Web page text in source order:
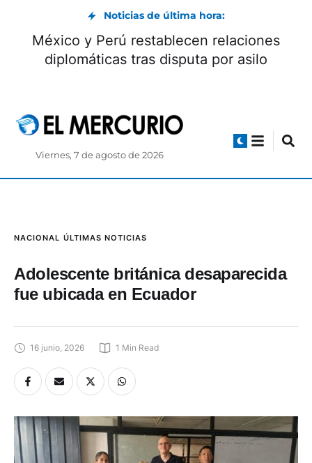
Noticias de última hora:
México y Perú restablecen relaciones
diplomáticas tras disputa por asilo
Viernes, 7 de agosto de 2026
NACIONAL ÚLTIMAS NOTICIAS
Adolescente británica desaparecida
fue ubicada en Ecuador
16 junio, 2026 1 Min Read